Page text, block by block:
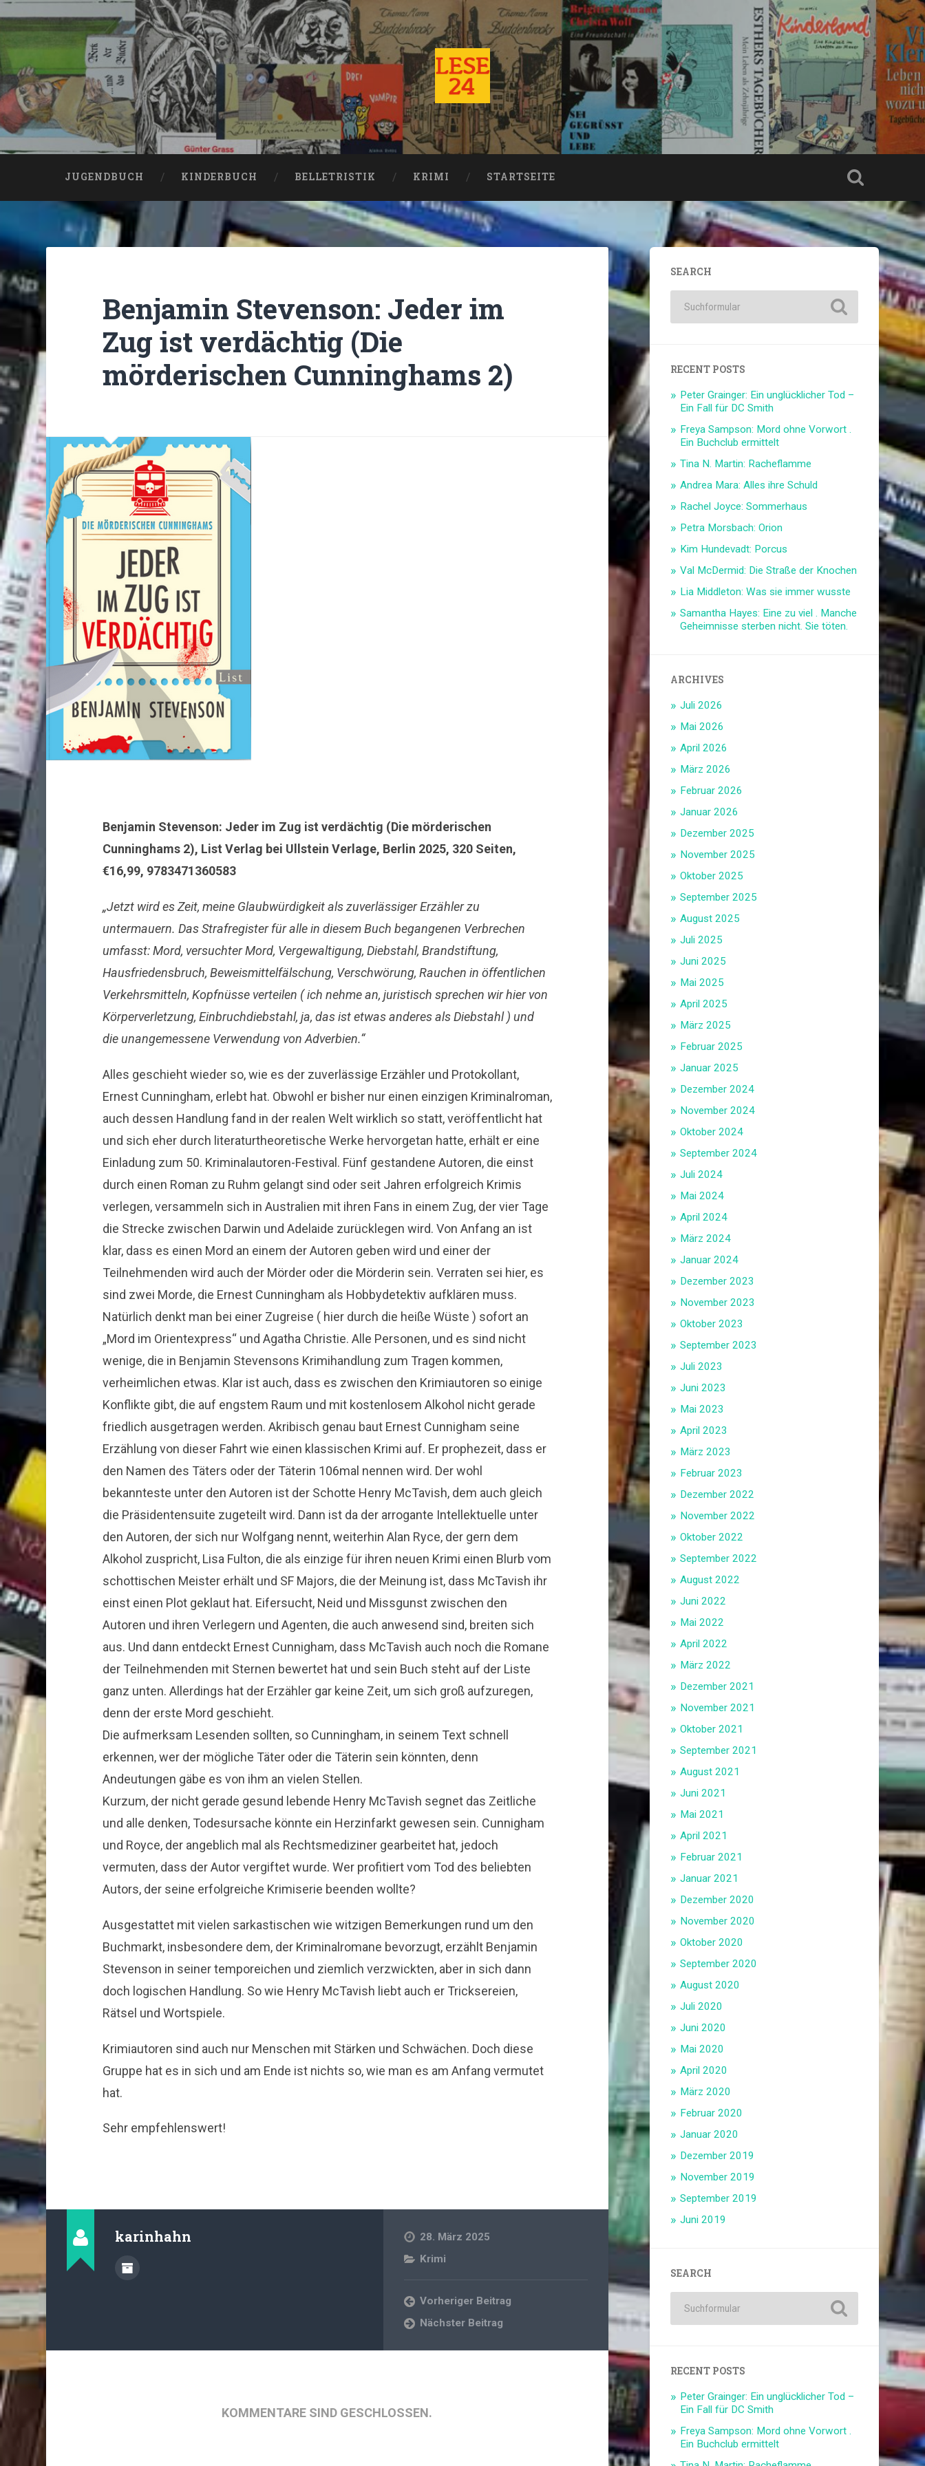
JUGENDBUCH KINDERBUCH BELLETRISTIK KRIMI STARTSEITE
Benjamin Stevenson: Jeder im
Zug ist verdächtig (Die
mörderischen Cunninghams 2)
Benjamin Stevenson: Jeder im Zug ist verdächtig (Die mörderischen
Cunninghams 2), List Verlag bei Ullstein Verlage, Berlin 2025, 320 Seiten,
€16,99, 9783471360583
„Jetzt wird es Zeit, meine Glaubwürdigkeit als zuverlässiger Erzähler zu
untermauern. Das Strafregister für alle in diesem Buch begangenen Verbrechen
umfasst: Mord, versuchter Mord, Vergewaltigung, Diebstahl, Brandstiftung,
Hausfriedensbruch, Beweismittelfälschung, Verschwörung, Rauchen in öffentlichen
Verkehrsmitteln, Kopfnüsse verteilen ( ich nehme an, juristisch sprechen wir hier von
Körperverletzung, Einbruchdiebstahl, ja, das ist etwas anderes als Diebstahl ) und
die unangemessene Verwendung von Adverbien.“
Alles geschieht wieder so, wie es der zuverlässige Erzähler und Protokollant,
Ernest Cunningham, erlebt hat. Obwohl er bisher nur einen einzigen Kriminalroman,
auch dessen Handlung fand in der realen Welt wirklich so statt, veröffentlicht hat
und sich eher durch literaturtheoretische Werke hervorgetan hatte, erhält er eine
Einladung zum 50. Kriminalautoren-Festival. Fünf gestandene Autoren, die einst
durch einen Roman zu Ruhm gelangt sind oder seit Jahren erfolgreich Krimis
verlegen, versammeln sich in Australien mit ihren Fans in einem Zug, der vier Tage
die Strecke zwischen Darwin und Adelaide zurücklegen wird. Von Anfang an ist
klar, dass es einen Mord an einem der Autoren geben wird und einer der
Teilnehmenden wird auch der Mörder oder die Mörderin sein. Verraten sei hier, es
sind zwei Morde, die Ernest Cunningham als Hobbydetektiv aufklären muss.
Natürlich denkt man bei einer Zugreise ( hier durch die heiße Wüste ) sofort an
„Mord im Orientexpress“ und Agatha Christie. Alle Personen, und es sind nicht
wenige, die in Benjamin Stevensons Krimihandlung zum Tragen kommen,
verheimlichen etwas. Klar ist auch, dass es zwischen den Krimiautoren so einige
Konflikte gibt, die auf engstem Raum und mit kostenlosem Alkohol nicht gerade
friedlich ausgetragen werden. Akribisch genau baut Ernest Cunnigham seine
Erzählung von dieser Fahrt wie einen klassischen Krimi auf. Er prophezeit, dass er
den Namen des Täters oder der Täterin 106mal nennen wird. Der wohl
bekannteste unter den Autoren ist der Schotte Henry McTavish, dem auch gleich
die Präsidentensuite zugeteilt wird. Dann ist da der arrogante Intellektuelle unter
den Autoren, der sich nur Wolfgang nennt, weiterhin Alan Ryce, der gern dem
Alkohol zuspricht, Lisa Fulton, die als einzige für ihren neuen Krimi einen Blurb vom
schottischen Meister erhält und SF Majors, die der Meinung ist, dass McTavish ihr
einst einen Plot geklaut hat. Eifersucht, Neid und Missgunst zwischen den
Autoren und ihren Verlegern und Agenten, die auch anwesend sind, breiten sich
aus. Und dann entdeckt Ernest Cunnigham, dass McTavish auch noch die Romane
der Teilnehmenden mit Sternen bewertet hat und sein Buch steht auf der Liste
ganz unten. Allerdings hat der Erzähler gar keine Zeit, um sich groß aufzuregen,
denn der erste Mord geschieht.
Die aufmerksam Lesenden sollten, so Cunningham, in seinem Text schnell
erkennen, wer der mögliche Täter oder die Täterin sein könnten, denn
Andeutungen gäbe es von ihm an vielen Stellen.
Kurzum, der nicht gerade gesund lebende Henry McTavish segnet das Zeitliche
und alle denken, Todesursache könnte ein Herzinfarkt gewesen sein. Cunnigham
und Royce, der angeblich mal als Rechtsmediziner gearbeitet hat, jedoch
vermuten, dass der Autor vergiftet wurde. Wer profitiert vom Tod des beliebten
Autors, der seine erfolgreiche Krimiserie beenden wollte?
Ausgestattet mit vielen sarkastischen wie witzigen Bemerkungen rund um den
Buchmarkt, insbesondere dem, der Kriminalromane bevorzugt, erzählt Benjamin
Stevenson in seiner temporeichen und ziemlich verzwickten, aber in sich dann
doch logischen Handlung. So wie Henry McTavish liebt auch er Tricksereien,
Rätsel und Wortspiele.
Krimiautoren sind auch nur Menschen mit Stärken und Schwächen. Doch diese
Gruppe hat es in sich und am Ende ist nichts so, wie man es am Anfang vermutet
hat.
Sehr empfehlenswert!
karinhahn
28. März 2025
Krimi
Vorheriger Beitrag
Nächster Beitrag
KOMMENTARE SIND GESCHLOSSEN.
SEARCH
RECENT POSTS
Peter Grainger: Ein unglücklicher Tod –
Ein Fall für DC Smith
Freya Sampson: Mord ohne Vorwort .
Ein Buchclub ermittelt
Tina N. Martin: Racheflamme
Andrea Mara: Alles ihre Schuld
Rachel Joyce: Sommerhaus
Petra Morsbach: Orion
Kim Hundevadt: Porcus
Val McDermid: Die Straße der Knochen
Lia Middleton: Was sie immer wusste
Samantha Hayes: Eine zu viel . Manche
Geheimnisse sterben nicht. Sie töten.
ARCHIVES
Juli 2026
Mai 2026
April 2026
März 2026
Februar 2026
Januar 2026
Dezember 2025
November 2025
Oktober 2025
September 2025
August 2025
Juli 2025
Juni 2025
Mai 2025
April 2025
März 2025
Februar 2025
Januar 2025
Dezember 2024
November 2024
Oktober 2024
September 2024
Juli 2024
Mai 2024
April 2024
März 2024
Januar 2024
Dezember 2023
November 2023
Oktober 2023
September 2023
Juli 2023
Juni 2023
Mai 2023
April 2023
März 2023
Februar 2023
Dezember 2022
November 2022
Oktober 2022
September 2022
August 2022
Juni 2022
Mai 2022
April 2022
März 2022
Dezember 2021
November 2021
Oktober 2021
September 2021
August 2021
Juni 2021
Mai 2021
April 2021
Februar 2021
Januar 2021
Dezember 2020
November 2020
Oktober 2020
September 2020
August 2020
Juli 2020
Juni 2020
Mai 2020
April 2020
März 2020
Februar 2020
Januar 2020
Dezember 2019
November 2019
September 2019
Juni 2019
SEARCH
RECENT POSTS
Peter Grainger: Ein unglücklicher Tod –
Ein Fall für DC Smith
Freya Sampson: Mord ohne Vorwort .
Ein Buchclub ermittelt